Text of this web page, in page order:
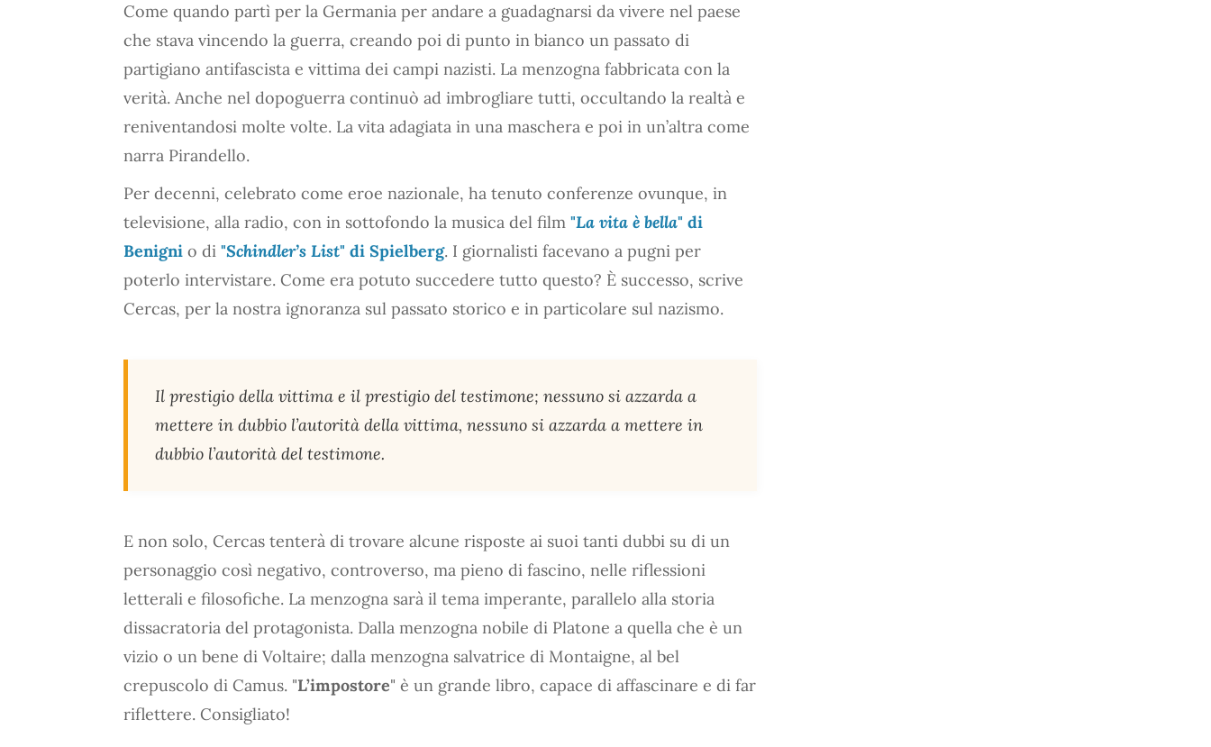
Come quando partì per la Germania per andare a guadagnarsi da vivere nel paese
che stava vincendo la guerra, creando poi di punto in bianco un passato di
partigiano antifascista e vittima dei campi nazisti. La menzogna fabbricata con la
verità. Anche nel dopoguerra continuò ad imbrogliare tutti, occultando la realtà e
reniventandosi molte volte. La vita adagiata in una maschera e poi in un’altra come
narra Pirandello.
Per decenni, celebrato come eroe nazionale, ha tenuto conferenze ovunque, in
televisione, alla radio, con in sottofondo la musica del film "La vita è bella" di
Benigni o di "Schindler’s List" di Spielberg. I giornalisti facevano a pugni per
poterlo intervistare. Come era potuto succedere tutto questo? È successo, scrive
Cercas, per la nostra ignoranza sul passato storico e in particolare sul nazismo.
Il prestigio della vittima e il prestigio del testimone; nessuno si azzarda a
mettere in dubbio l’autorità della vittima, nessuno si azzarda a mettere in
dubbio l’autorità del testimone.
E non solo, Cercas tenterà di trovare alcune risposte ai suoi tanti dubbi su di un
personaggio così negativo, controverso, ma pieno di fascino, nelle riflessioni
letterali e filosofiche. La menzogna sarà il tema imperante, parallelo alla storia
dissacratoria del protagonista. Dalla menzogna nobile di Platone a quella che è un
vizio o un bene di Voltaire; dalla menzogna salvatrice di Montaigne, al bel
crepuscolo di Camus. "L’impostore" è un grande libro, capace di affascinare e di far
riflettere. Consigliato!